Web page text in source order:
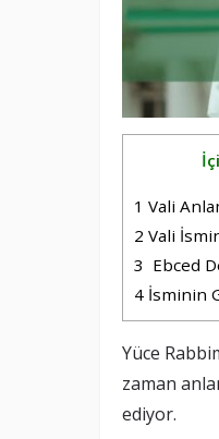
1 Vali
2 Vali
3 Ebced
4 İsminin
Yüce
zaman
ediyor.